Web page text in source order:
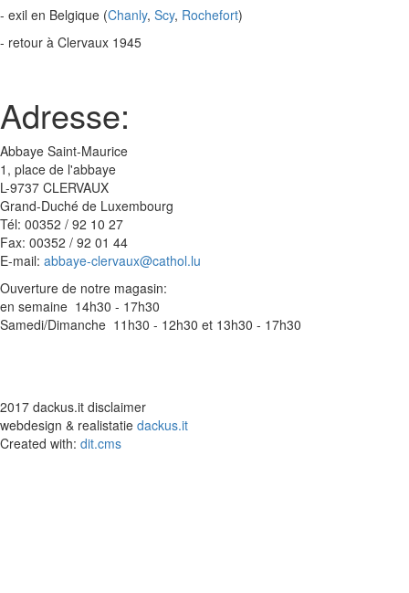
- exil en Belgique (Chanly, Scy, Rochefort)
- retour à Clervaux 1945
Adresse:
Abbaye Saint-Maurice
1, place de l'abbaye
L-9737 CLERVAUX
Grand-Duché de Luxembourg
Tél: 00352 / 92 10 27
Fax: 00352 / 92 01 44
E-mail: abbaye-clervaux@cathol.lu
Ouverture de notre magasin:
en semaine 14h30 - 17h30
Samedi/Dimanche 11h30 - 12h30 et 13h30 - 17h30
2017 dackus.it disclaimer
webdesign & realistatie dackus.it
Created with: dit.cms